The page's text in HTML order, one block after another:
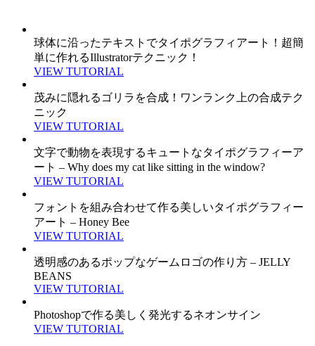
球体に沿ったテキストでタイポグラフィアート！超簡
単に作れるIllustratorテクニック！
VIEW TUTORIAL
茂みに隠れるゴリラを合成！ワンランク上の合成テク
ニック
VIEW TUTORIAL
文字で動物を表現するキュートなタイポグラフィーア
ート – Why does my cat like sitting in the window?
VIEW TUTORIAL
フォントを組み合わせて作る美しいタイポグラフィー
アート – Honey Bee
VIEW TUTORIAL
透明感のあるポップなゲームロゴの作り方 – JELLY
BEANS
VIEW TUTORIAL
Photoshopで作る美しく発光するネオンサイン
VIEW TUTORIAL